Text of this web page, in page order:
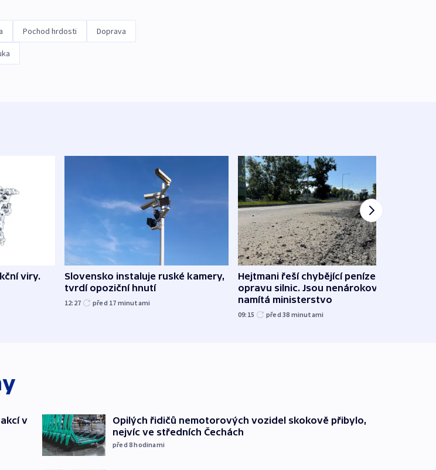
Pochod hrdosti Doprava
viry.
Slovensko instaluje ruské kamery,
tvrdí opoziční hnutí
12:27 před 17 minutami
Hejtmani řeší chybějící peníze na
opravu silnic. Jsou nenárokové,
namítá ministerstvo
09:15 před 38 minutami
v
Opilých řidičů nemotorových vozidel skokově přibylo,
nejvíc ve středních Čechách
před 8hodinami